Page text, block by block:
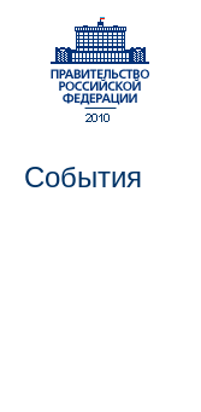
События